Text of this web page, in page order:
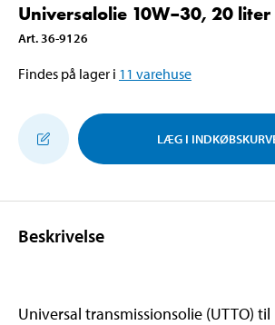
Universalolie 10W–30, 20 liter
Art. 36-9126
Findes på lager i 11 varehuse
LÆG I
Beskrivelse
Universal transmissionsolie (UTTO)